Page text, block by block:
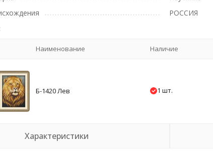
РОССИЯ
Наименование Наличие
Б-1420 Лев 1 шт.
Характеристики